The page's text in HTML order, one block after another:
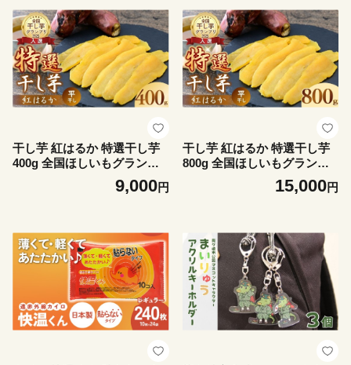
イエット 小分け ギフト プレ
ゼント 国産 無添加 茨城県産
おやつ お菓子 和菓子 和スイ
ーツ お取り寄せ 茨城県 龍ケ
崎市
ダイエット 小分け ギフト プ
レゼント 国産 無添加 茨城県
産 おやつ お菓子 和菓子 和ス
イーツ お取り寄せ 茨城県 龍
ケ崎市
干し芋 紅はるか 特選干し芋
400g 全国ほしいもグランプ
リ入賞 | 干し芋 紅はるか 干
しいも ほし芋 ほしいも ホシ
ダイエット 小分け ギフト プ
レゼント 国産 無添加 茨城県
産 おやつ お菓子 和菓子 和ス
イーツ お取り寄せ 茨城県 龍
9,000円
干し芋 紅はるか 特選干し芋
800g 全国ほしいもグランプ
リ入賞 | 干し芋 紅はるか 干
しいも ほし芋 ほしいも ホシ
ダイエット 小分け ギフト プ
レゼント 国産 無添加 茨城県
産 おやつ お菓子 和菓子 和ス
イーツ お取り寄せ 茨城県 龍
ケ崎市
15,000円